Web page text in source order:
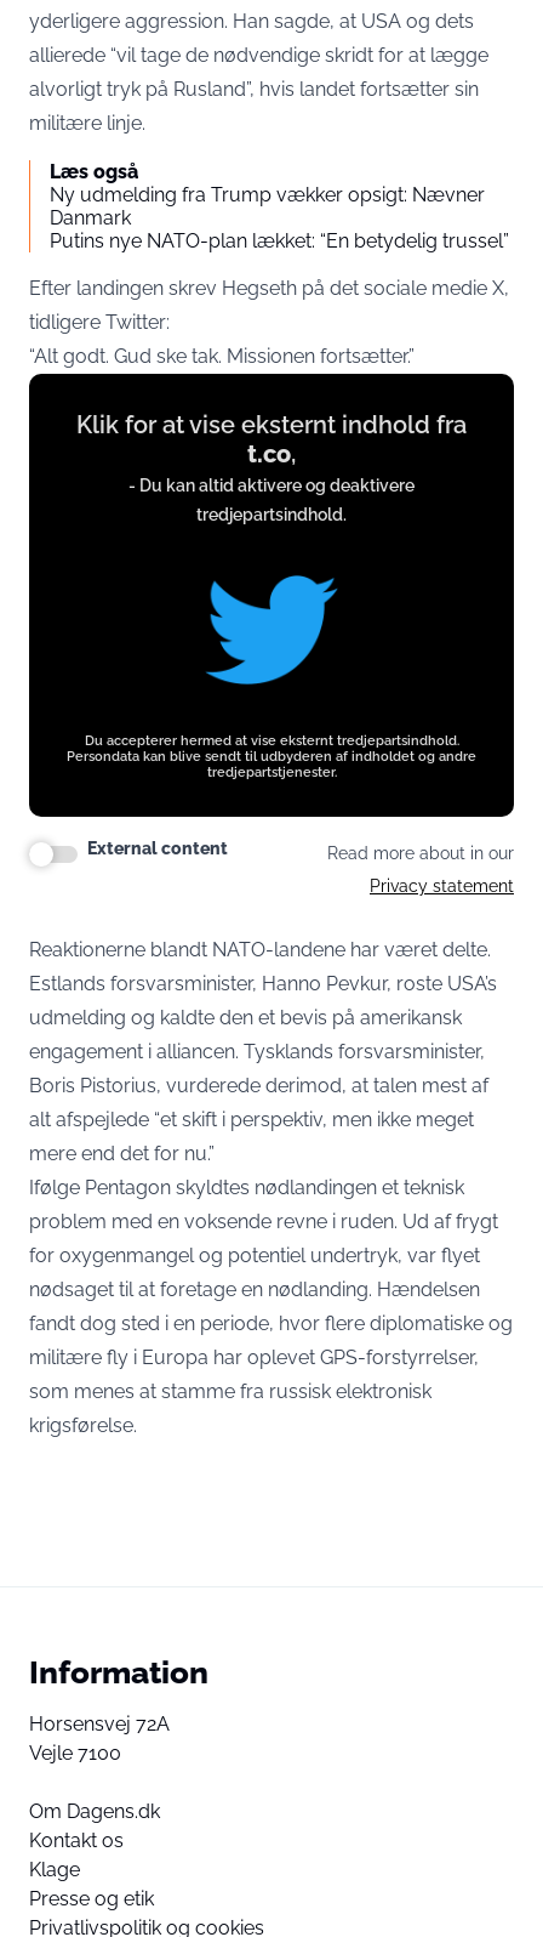
yderligere aggression. Han sagde, at USA og dets
allierede “vil tage de nødvendige skridt for at lægge
alvorligt tryk på Rusland”, hvis landet fortsætter sin
militære linje.
Læs også
Ny udmelding fra Trump vækker opsigt: Nævner
Danmark
Putins nye NATO-plan lækket: “En betydelig trussel”
Efter landingen skrev Hegseth på det sociale medie X,
tidligere Twitter:
“Alt godt. Gud ske tak. Missionen fortsætter.”
Display
contentKlik for at vise eksternt indhold fra
t.co,
- Du kan altid aktivere og deaktivere
tredjepartsindhold.
Du accepterer hermed at vise eksternt tredjepartsindhold.
Persondata kan blive sendt til udbyderen af indholdet og andre
tredjepartstjenester.
External content
Read more about in our
Privacy statement
Reaktionerne blandt NATO-landene har været delte.
Estlands forsvarsminister, Hanno Pevkur, roste USA’s
udmelding og kaldte den et bevis på amerikansk
engagement i alliancen. Tysklands forsvarsminister,
Boris Pistorius, vurderede derimod, at talen mest af
alt afspejlede “et skift i perspektiv, men ikke meget
mere end det for nu.”
Ifølge Pentagon skyldtes nødlandingen et teknisk
problem med en voksende revne i ruden. Ud af frygt
for oxygenmangel og potentiel undertryk, var flyet
nødsaget til at foretage en nødlanding. Hændelsen
fandt dog sted i en periode, hvor flere diplomatiske og
militære fly i Europa har oplevet GPS-forstyrrelser,
som menes at stamme fra russisk elektronisk
krigsførelse.
Information
Horsensvej 72A
Vejle 7100
Om Dagens.dk
Kontakt os
Klage
Presse og etik
Privatlivspolitik og cookies